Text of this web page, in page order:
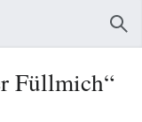
Füllmich“